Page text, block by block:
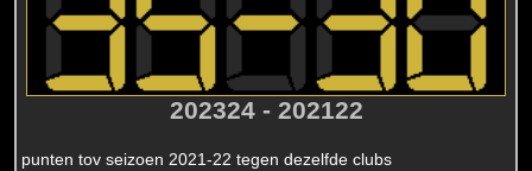
202324 - 202122
punten tov seizoen 2021-22 tegen dezelfde clubs